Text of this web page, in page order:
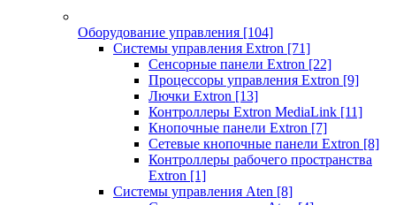
Оборудование управления [104]
Системы управления Extron [71]
Сенсорные панели Extron [22]
Процессоры управления Extron [9]
Лючки Extron [13]
Контроллеры Extron MediaLink [11]
Кнопочные панели Extron [7]
Сетевые кнопочные панели Extron [8]
Контроллеры рабочего пространства
Extron [1]
Системы управления Aten [8]